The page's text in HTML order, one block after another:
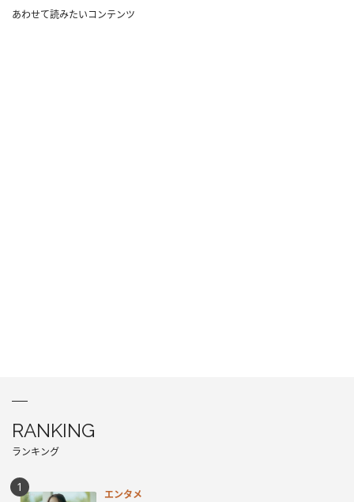
あわせて読みたいコンテンツ
RANKING
ランキング
エンタメ